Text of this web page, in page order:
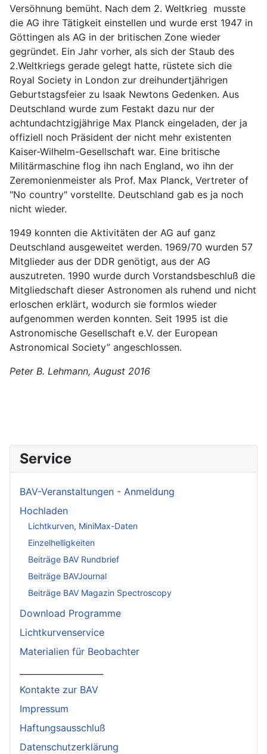
Versöhnung bemüht. Nach dem 2. Weltkrieg musste
die AG ihre Tätigkeit einstellen und wurde erst 1947 in
Göttingen als AG in der britischen Zone wieder
gegründet. Ein Jahr vorher, als sich der Staub des
2.Weltkriegs gerade gelegt hatte, rüstete sich die
Royal Society in London zur dreihundertjährigen
Geburtstagsfeier zu Isaak Newtons Gedenken. Aus
Deutschland wurde zum Festakt dazu nur der
achtundachtzigjährige Max Planck eingeladen, der ja
offiziell noch Präsident der nicht mehr existenten
Kaiser-Wilhelm-Gesellschaft war. Eine britische
Militärmaschine flog ihn nach England, wo ihn der
Zeremonienmeister als Prof. Max Planck, Vertreter of
"No country" vorstellte. Deutschland gab es ja noch
nicht wieder.
1949 konnten die Aktivitäten der AG auf ganz
Deutschland ausgeweitet werden. 1969/70 wurden 57
Mitglieder aus der DDR genötigt, aus der AG
auszutreten. 1990 wurde durch Vorstandsbeschluß die
Mitgliedschaft dieser Astronomen als ruhend und nicht
erloschen erklärt, wodurch sie formlos wieder
aufgenommen werden konnten. Seit 1995 ist die
Astronomische Gesellschaft e.V. der European
Astronomical Society” angeschlossen.
Peter B. Lehmann, August 2016
Service
BAV-Veranstaltungen - Anmeldung
Hochladen
Lichtkurven, MiniMax-Daten
Einzelhelligkeiten
Beiträge BAV Rundbrief
Beiträge BAVJournal
Beiträge BAV Magazin Spectroscopy
Download Programme
Lichtkurvenservice
Materialien für Beobachter
Kontakte zur BAV
Impressum
Haftungsausschluß
Datenschutzerklärung